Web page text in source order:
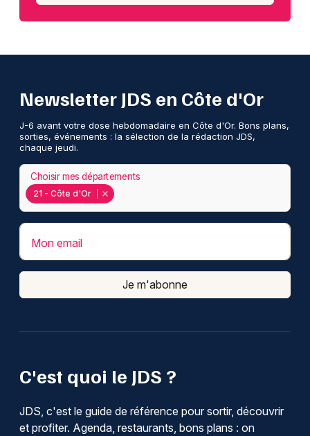
C'est quoi le JDS ?
JDS, c'est le guide de référence pour sortir, découvrir
et profiter. Agenda, restaurants, bons plans : on
Newsletter JDS en Côte d'Or
J-6 avant votre dose hebdomadaire en Côte d'Or. Bons plans,
sorties, événements : la sélection de la rédaction JDS,
chaque jeudi.
21 - Côte d'Or
Choisir mes départements
Mon email
Je m'abonne